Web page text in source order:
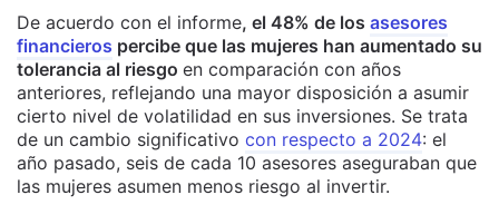
De acuerdo con el informe, el 48% de los asesores
financieros percibe que las mujeres han aumentado su
tolerancia al riesgo en comparación con años
anteriores, reflejando una mayor disposición a asumir
cierto nivel de volatilidad en sus inversiones. Se trata
de un cambio significativo con respecto a 2024: el
año pasado, seis de cada 10 asesores aseguraban que
las mujeres asumen menos riesgo al invertir.